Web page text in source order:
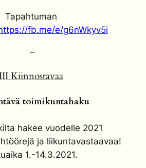
Tapahtuman
fb.me/e/g6nWkyv5i
–
Kiinnostavaa
toimikuntahaku
hakee vuodelle 2021
ja liikuntavastaavaa!
1.-14.3.2021.